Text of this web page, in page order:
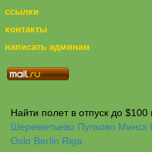
ссылки
контакты
написать админам
Найти полет в отпуск до $100
Шереметьево Пулково Минск
Oslo Berlin Riga